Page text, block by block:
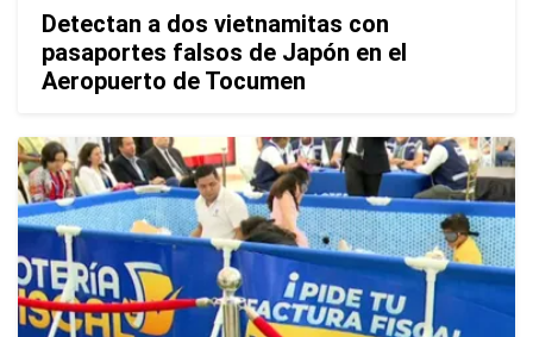
Detectan a dos vietnamitas con
pasaportes falsos de Japón en el
Aeropuerto de Tocumen